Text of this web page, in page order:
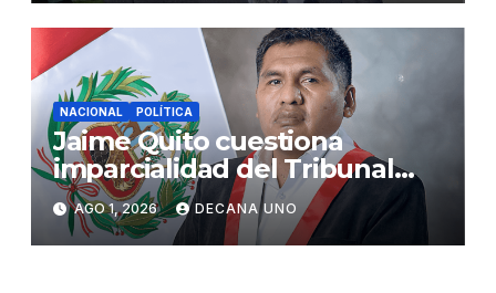
NACIONAL POLÍTICA
Jaime Quito cuestiona
imparcialidad del Tribunal
Constitucional tras liberación
de Ollanta Humala
AGO 1, 2026 DECANA UNO